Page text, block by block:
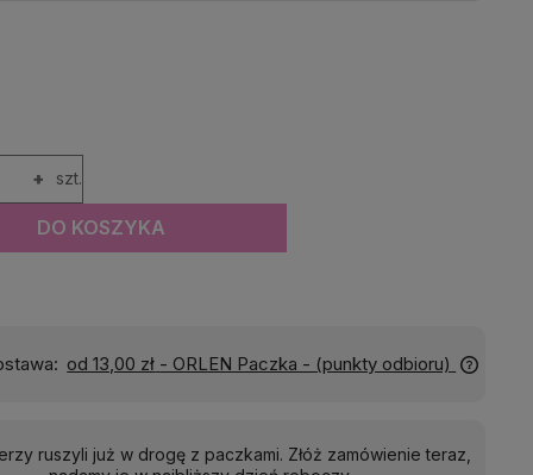
+ szt.
DO KOSZYKA
Wyślemy do Ciebie w: 24 godziny
ruszyli już w drogę z paczkami. Złóż zamówienie teraz,